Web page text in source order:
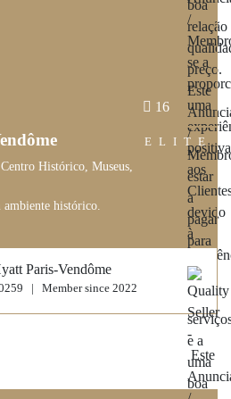
16
Centro Histórico, Museus,
histórico.
ELITE
Paris-Vendôme
| Member since 2022